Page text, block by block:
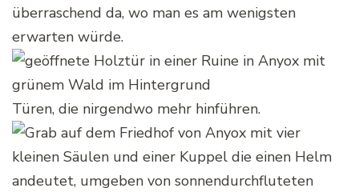
überraschend da, wo man es am wenigsten
erwarten würde.
Türen, die nirgendwo mehr hinführen.